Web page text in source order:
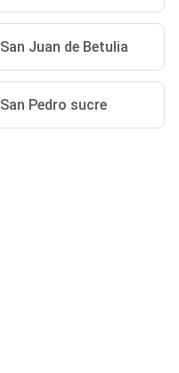
San Juan de Betulia
San Pedro sucre